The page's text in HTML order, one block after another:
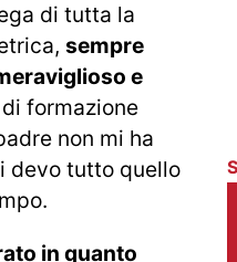
di tutta la
sempre
e
formazione
non mi ha
devo tutto quello
in quanto